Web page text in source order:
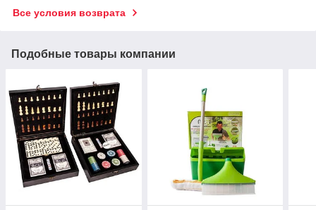
Все условия возврата
Подобные товары компании